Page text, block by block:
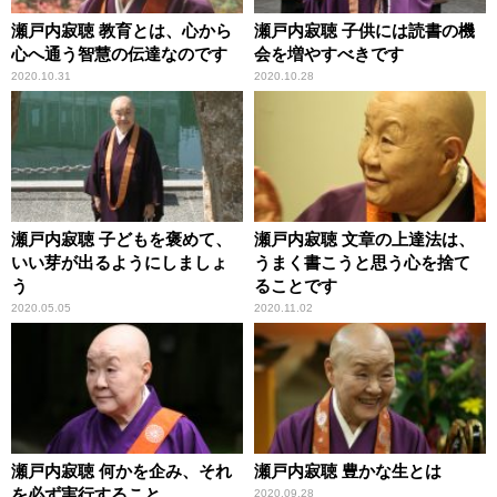
瀬戸内寂聴 教育とは、心から
心へ通う智慧の伝達なのです
2020.10.31
瀬戸内寂聴 子供には読書の機
会を増やすべきです
2020.10.28
瀬戸内寂聴 子どもを褒めて、
いい芽が出るようにしましょ
う
2020.05.05
瀬戸内寂聴 文章の上達法は、
うまく書こうと思う心を捨て
ることです
2020.11.02
瀬戸内寂聴 何かを企み、それ
瀬戸内寂聴 豊かな生とは
2020.09.28